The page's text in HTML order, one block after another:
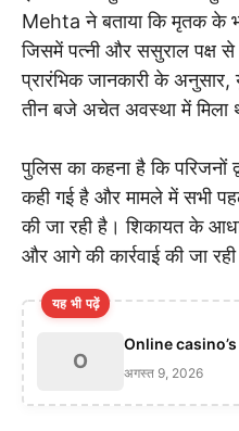
Mehta ने बताया कि मृतक के
जिसमें पत्नी और ससुराल पक्ष
प्रारंभिक जानकारी के
तीन बजे अचेत अवस्था में मिला
पुलिस का कहना है कि परिजनों
कही गई है और मामले में सभी
की जा रही है। शिकायत के
और आगे की कार्रवाई की जा
यह भी पढ़ें
O
Online
अगस्त 9, 2026